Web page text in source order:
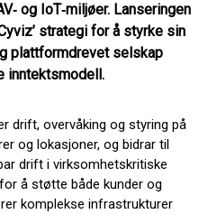
og IoT‑miljøer. Lanseringen
strategi for å styrke sin
plattformdrevet selskap
inntektsmodell.
drift, overvåking og styring på
og lokasjoner, og bidrar til
drift i virksomhetskritiske
å støtte både kunder og
komplekse infrastrukturer